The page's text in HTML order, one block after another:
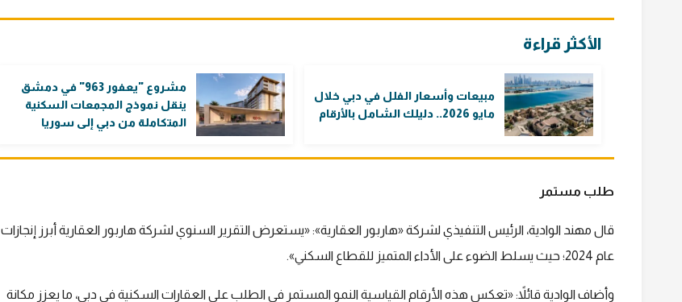
الأكثر قراءة
مبيعات وأسعار الفلل في دبي خلال
مايو 2026.. دليلك الشامل بالأرقام
مشروع "يعفور 963" في دمشق
ينقل نموذج المجمعات السكنية
المتكاملة من دبي إلى سوريا
طلب مستمر
قال مهند الوادية، الرئيس التنفيذي لشركة «هاربور العقارية»: «يستعرض التقرير السنوي لشركة هاربور العقارية أبرز إنجازات
عام 2024؛ حيث يسلط الضوء على الأداء المتميز للقطاع السكني».
وأضاف الوادية قائلاً: «تعكس هذه الأرقام القياسية النمو المستمر في الطلب على العقارات السكنية في دبي، ما يعزز مكانة